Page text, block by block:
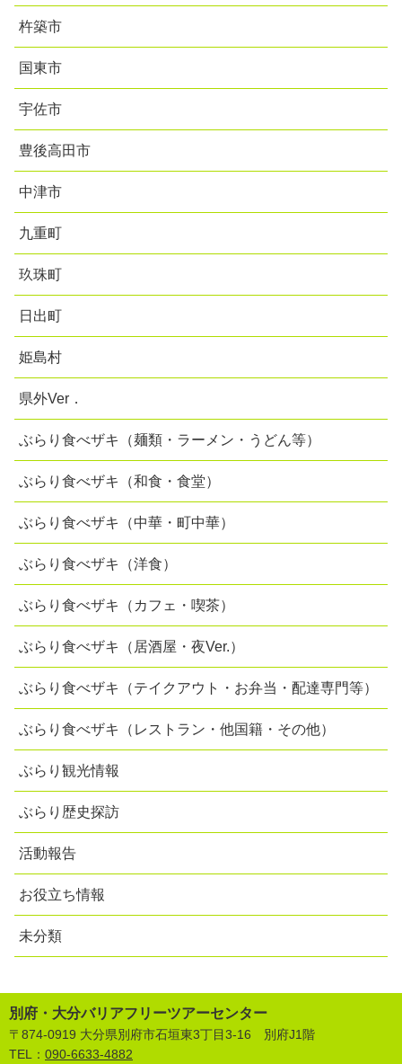
杵築市
国東市
宇佐市
豊後高田市
中津市
九重町
玖珠町
日出町
姫島村
県外Ver．
ぶらり食べザキ（麺類・ラーメン・うどん等）
ぶらり食べザキ（和食・食堂）
ぶらり食べザキ（中華・町中華）
ぶらり食べザキ（洋食）
ぶらり食べザキ（カフェ・喫茶）
ぶらり食べザキ（居酒屋・夜Ver.）
ぶらり食べザキ（テイクアウト・お弁当・配達専門等）
ぶらり食べザキ（レストラン・他国籍・その他）
ぶらり観光情報
ぶらり歴史探訪
活動報告
お役立ち情報
未分類
別府・大分バリアフリーツアーセンター
〒874-0919 大分県別府市石垣東3丁目3-16 別府J1階
TEL： 090-6633-4882